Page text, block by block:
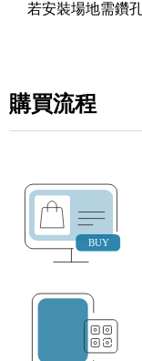
若安裝場地需鑽
購買流程